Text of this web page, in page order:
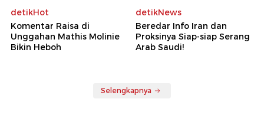
detikHot
Komentar Raisa di
Unggahan Mathis Molinie
Bikin Heboh
detikNews
Beredar Info Iran dan
Proksinya Siap-siap Serang
Arab Saudi!
Selengkapnya